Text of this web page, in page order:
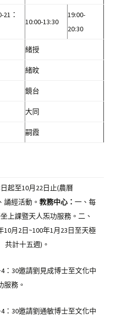
21：
10:00-13:30
19:00-
20:30
緒授
緒旼
鏡台
大同
嗣霞
起至10月22日止(農曆
誦經活動。 教務中心： 一、每
上課暨天人炁功服務。二、
月2日~100年1月23日至天極
計十五週)。
：30邀請劉見成博士至文化中
服務。
：30邀請劉通敏博士至文化中